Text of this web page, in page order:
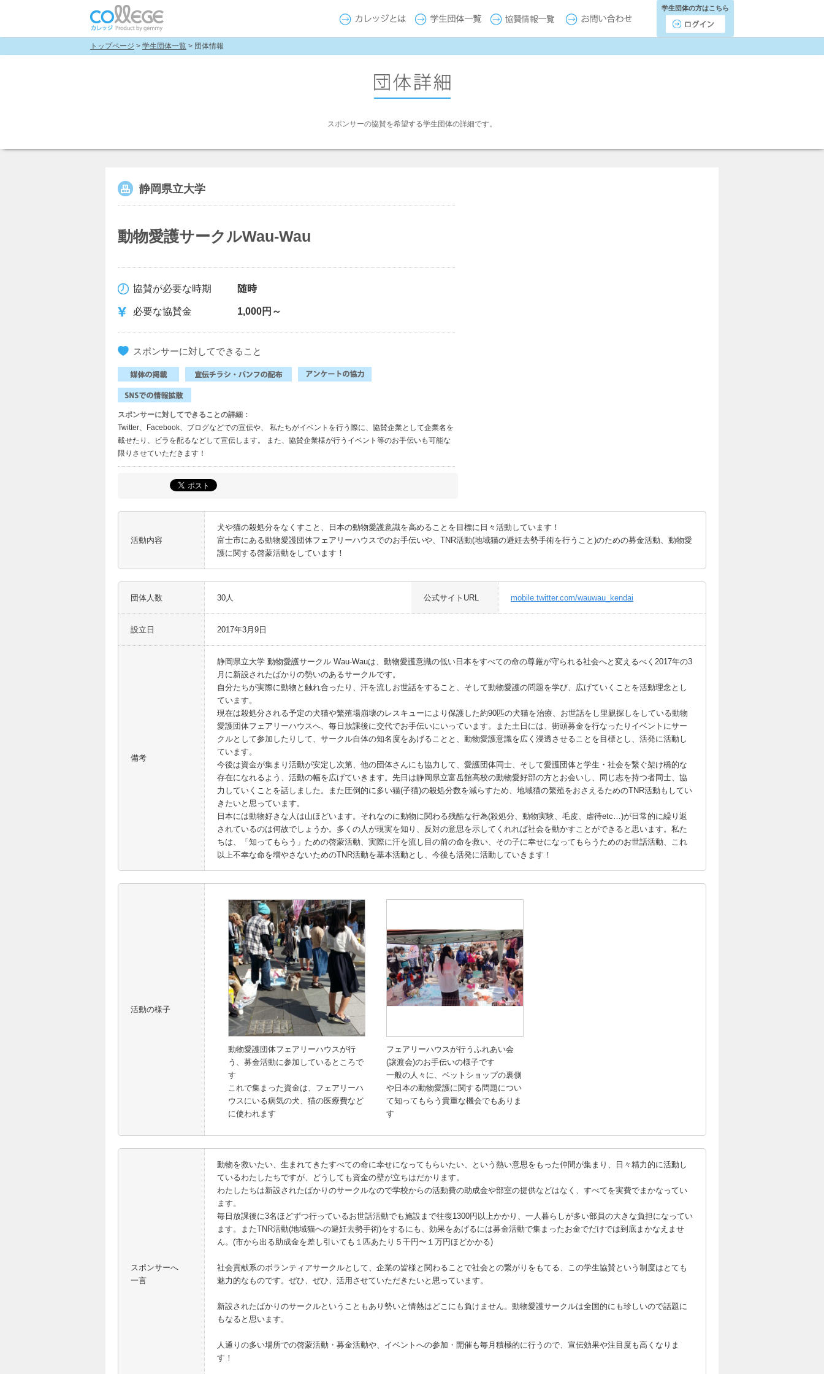
学生団体の方はこちら
トップページ > 学生団体一覧 > 団体情報
スポンサーの協賛を希望する学生団体の詳細です。
静岡県立大学
動物愛護サークルWau-Wau
協賛が必要な時期 随時
必要な協賛金 1,000円～
スポンサーに対してできること
スポンサーに対してできることの詳細：
Twitter、Facebook、ブログなどでの宣伝や、 私たちがイベントを行う際に、協賛企業として企業名を
載せたり、ビラを配るなどして宣伝します。 また、協賛企業様が行うイベント等のお手伝いも可能な
限りさせていただきます！
活動内容
犬や猫の殺処分をなくすこと、日本の動物愛護意識を高めることを目標に日々活動しています！
富士市にある動物愛護団体フェアリーハウスでのお手伝いや、TNR活動(地域猫の避妊去勢手術を行うこと)のための募金活動、動物愛
護に関する啓蒙活動をしています！
団体人数 30人 公式サイトURL mobile.twitter.com/wauwau_kendai
設立日 2017年3月9日
備考
静岡県立大学 動物愛護サークル Wau-Wauは、動物愛護意識の低い日本をすべての命の尊厳が守られる社会へと変えるべく2017年の3
月に新設されたばかりの勢いのあるサークルです。
自分たちが実際に動物と触れ合ったり、汗を流しお世話をすること、そして動物愛護の問題を学び、広げていくことを活動理念とし
ています。
現在は殺処分される予定の犬猫や繁殖場崩壊のレスキューにより保護した約90匹の犬猫を治療、お世話をし里親探しをしている動物
愛護団体フェアリーハウスへ、毎日放課後に交代でお手伝いにいっています。また土日には、街頭募金を行なったりイベントにサー
クルとして参加したりして、サークル自体の知名度をあげることと、動物愛護意識を広く浸透させることを目標とし、活発に活動し
ています。
今後は資金が集まり活動が安定し次第、他の団体さんにも協力して、愛護団体同士、そして愛護団体と学生・社会を繋ぐ架け橋的な
存在になれるよう、活動の幅を広げていきます。先日は静岡県立富岳館高校の動物愛好部の方とお会いし、同じ志を持つ者同士、協
力していくことを話しました。また圧倒的に多い猫(子猫)の殺処分数を減らすため、地域猫の繁殖をおさえるためのTNR活動もしてい
きたいと思っています。
日本には動物好きな人は山ほどいます。それなのに動物に関わる残酷な行為(殺処分、動物実験、毛皮、虐待etc…)が日常的に繰り返
されているのは何故でしょうか。多くの人が現実を知り、反対の意思を示してくれれば社会を動かすことができると思います。私た
ちは、「知ってもらう」ための啓蒙活動、実際に汗を流し目の前の命を救い、その子に幸せになってもらうためのお世話活動、これ
以上不幸な命を増やさないためのTNR活動を基本活動とし、今後も活発に活動していきます！
活動の様子
動物愛護団体フェアリーハウスが行
う、募金活動に参加しているところで
す
これで集まった資金は、フェアリーハ
ウスにいる病気の犬、猫の医療費など
に使われます
フェアリーハウスが行うふれあい会
(譲渡会)のお手伝いの様子です
一般の人々に、ペットショップの裏側
や日本の動物愛護に関する問題につい
て知ってもらう貴重な機会でもありま
す
スポンサーへ
一言
動物を救いたい、生まれてきたすべての命に幸せになってもらいたい、という熱い意思をもった仲間が集まり、日々精力的に活動し
ているわたしたちですが、どうしても資金の壁が立ちはだかります。
わたしたちは新設されたばかりのサークルなので学校からの活動費の助成金や部室の提供などはなく、すべてを実費でまかなってい
ます。
毎日放課後に3名ほどずつ行っているお世話活動でも施設まで往復1300円以上かかり、一人暮らしが多い部員の大きな負担になってい
ます。またTNR活動(地域猫への避妊去勢手術)をするにも、効果をあげるには募金活動で集まったお金でだけでは到底まかなえませ
ん。(市から出る助成金を差し引いても１匹あたり５千円〜１万円ほどかかる)
社会貢献系のボランティアサークルとして、企業の皆様と関わることで社会との繋がりをもてる、この学生協賛という制度はとても
魅力的なものです。ぜひ、ぜひ、活用させていただきたいと思っています。
新設されたばかりのサークルということもあり勢いと情熱はどこにも負けません。動物愛護サークルは全国的にも珍しいので話題に
もなると思います。
人通りの多い場所での啓蒙活動・募金活動や、イベントへの参加・開催も毎月積極的に行うので、宣伝効果や注目度も高くなりま
す！